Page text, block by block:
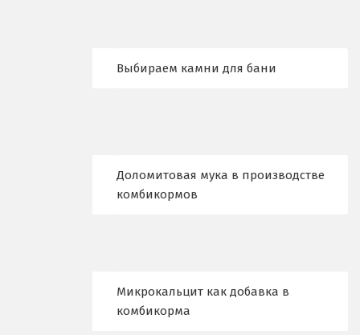
Верхняя Пышма
Выбираем камни для бани
Доломитовая мука в производстве
комбикормов
Микрокальцит как добавка в
комбикорма